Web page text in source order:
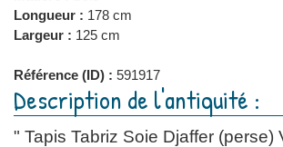
Longueur : 178 cm
Largeur : 125 cm
Référence (ID) : 591917
Description de l'antiquité :
" Tapis Tabriz Soie Djaffer (perse)